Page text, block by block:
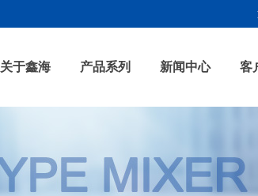
关于鑫海 产品系列 新闻中心 客